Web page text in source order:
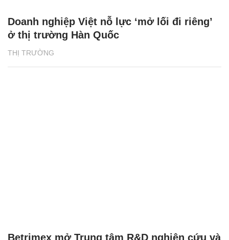
THỊ TRƯỜNG
Doanh nghiệp Việt nỗ lực ‘mở lối đi riêng’
ở thị trường Hàn Quốc
Betrimex mở Trung tâm R&D nghiên cứu và